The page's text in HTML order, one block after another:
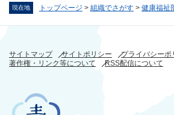
現在地 トップページ > 組織でさがす > 健康福祉
サイトマップ サイトポリシー
プライバシーポ
著作権・リンク等について
RSS配信について